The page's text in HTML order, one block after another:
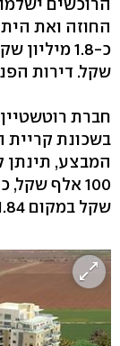
שקל. דירות הפנטהאוז
חברת
בשכונת
המבצע, תינתן
שקל במקום 1.84 מיליון שקל.